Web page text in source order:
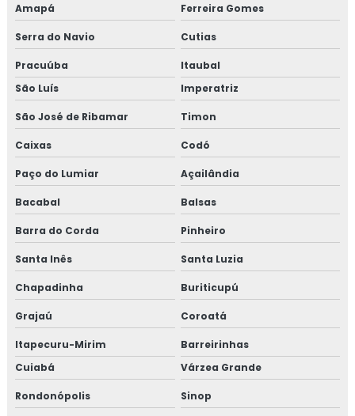
Amapá Ferreira Gomes
Serra do Navio Cutias
Pracuúba
Itaubal
São Luís
Imperatriz
São José de Ribamar Timon
Caixas Codó
Paço do Lumiar Açailândia
Bacabal Balsas
Barra do Corda Pinheiro
Santa Inês Santa Luzia
Chapadinha Buriticupú
Grajaú Coroatá
Itapecuru-Mirim
Barreirinhas
Cuiabá
Várzea Grande
Rondonópolis Sinop